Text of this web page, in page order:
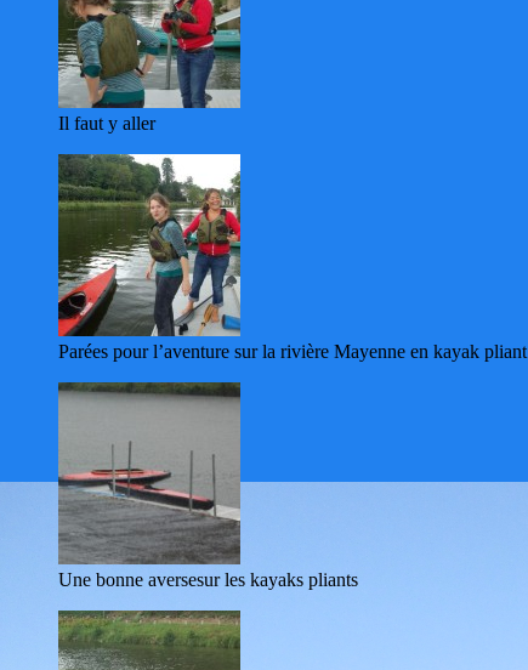
Il faut y aller
Parées pour l’aventure sur la rivière Mayenne en kayak pliant
Une bonne aversesur les kayaks pliants